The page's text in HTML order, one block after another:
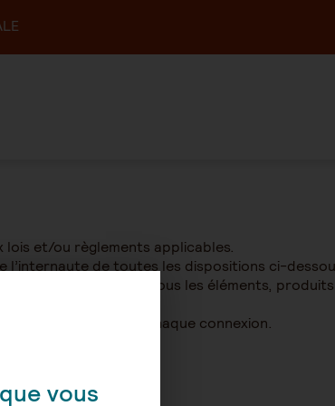
lois et/ou règlements applicables.
l’internaute de toutes les dispositions ci-
d’utilisation et tous les éléments,
conditions lors de chaque connexion.
vous